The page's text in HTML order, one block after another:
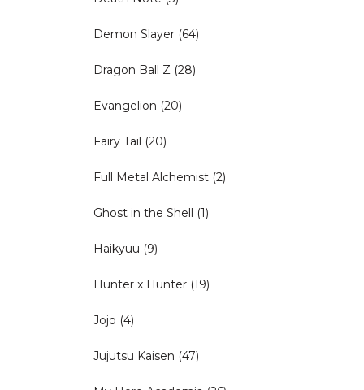
Demon Slayer (64)
Dragon Ball Z (28)
Evangelion (20)
Fairy Tail (20)
Full Metal Alchemist (2)
Ghost in the Shell (1)
Haikyuu (9)
Hunter x Hunter (19)
Jojo (4)
Jujutsu Kaisen (47)